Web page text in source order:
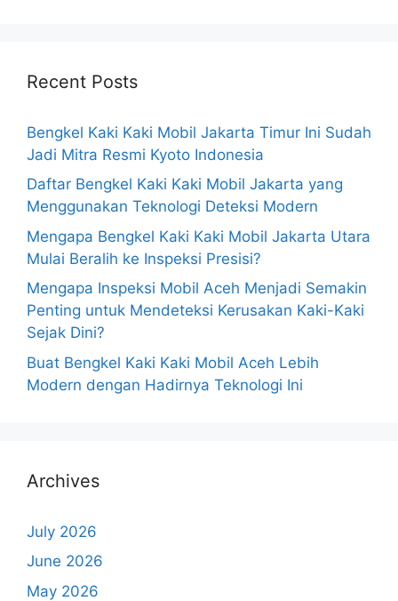
Recent Posts
Bengkel Kaki Kaki Mobil Jakarta Timur Ini Sudah
Jadi Mitra Resmi Kyoto Indonesia
Daftar Bengkel Kaki Kaki Mobil Jakarta yang
Menggunakan Teknologi Deteksi Modern
Mengapa Bengkel Kaki Kaki Mobil Jakarta Utara
Mulai Beralih ke Inspeksi Presisi?
Mengapa Inspeksi Mobil Aceh Menjadi Semakin
Penting untuk Mendeteksi Kerusakan Kaki-Kaki
Sejak Dini?
Buat Bengkel Kaki Kaki Mobil Aceh Lebih
Modern dengan Hadirnya Teknologi Ini
Archives
July 2026
June 2026
May 2026